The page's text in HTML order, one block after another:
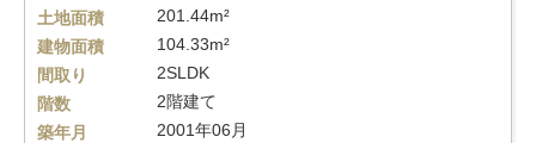
土地面積
201.44m²
建物面積
104.33m²
間取り
2SLDK
階数
2階建て
築年月
2001年06月